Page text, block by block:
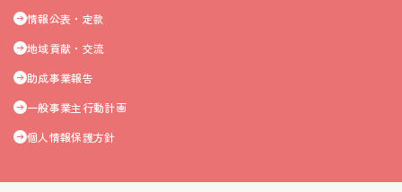
情報公表・定款
地域貢献・交流
助成事業報告
一般事業主行動計画
個人情報保護方針